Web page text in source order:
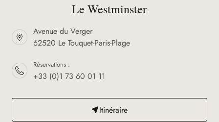
Le Westminster
Avenue du Verger
62520 Le Touquet-Paris-Plage
Réservations :
+33 (0)1 73 60 01 11
Itinéraire